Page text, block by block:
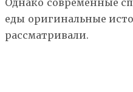
еды оригинальные
рассматривали.